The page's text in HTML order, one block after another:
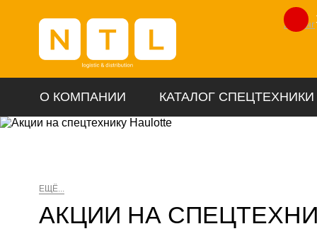
Лизинг
О КОМПАНИИ КАТАЛОГ СПЕЦТЕХНИКИ
ЕЩЁ...
АКЦИИ НА